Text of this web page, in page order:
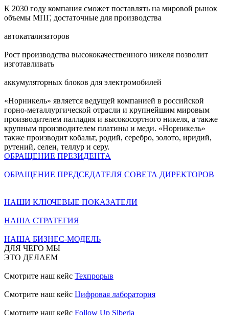
К 2030 году компания сможет поставлять на мировой рынок
объемы МПГ, достаточные для производства
автокатализаторов
Рост производства высококачественного никеля позволит
изготавливать
аккумуляторных блоков для электромобилей
«Норникель» является ведущей компанией в российской
горно-металлургической отрасли и крупнейшим мировым
производителем палладия и высокосортного никеля, а также
крупным производителем платины и меди. «Норникель»
также производит кобальт, родий, серебро, золото, иридий,
рутений, селен, теллур и серу.
ОБРАЩЕНИЕ ПРЕЗИДЕНТА
ОБРАЩЕНИЕ ПРЕДСЕДАТЕЛЯ СОВЕТА ДИРЕКТОРОВ
НАШИ КЛЮЧЕВЫЕ ПОКАЗАТЕЛИ
НАША СТРАТЕГИЯ
НАША БИЗНЕС-МОДЕЛЬ
ДЛЯ ЧЕГО МЫ
ЭТО ДЕЛАЕМ
Смотрите наш кейс Техпрорыв
Смотрите наш кейс Цифровая лаборатория
Смотрите наш кейс Follow Up Siberia